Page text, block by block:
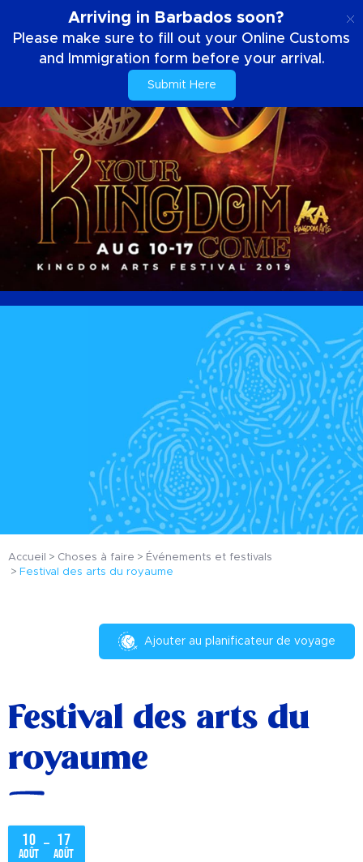
Arriving in Barbados soon?
Please make sure to fill out your Online Customs
and Immigration form before your arrival.
Submit Here
Accueil Choses à faire
Événements et festivals
Festival des arts du royaume
Ajouter au planificateur de voyage
Festival des arts du
royaume
10
août
– 17
août